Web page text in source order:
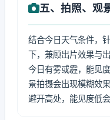
五、拍照、观
结合今日天气条件，
下，兼顾出片效果与出
今日有雾或霾，能见
景拍摄会出现模糊效
避开高处，能见度低